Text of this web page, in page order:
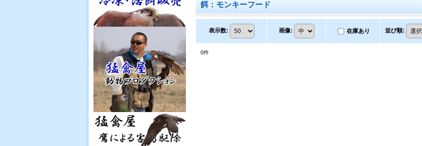
餌：モンキーフード
表示数: 画像: 在庫あり 並び順:
0件